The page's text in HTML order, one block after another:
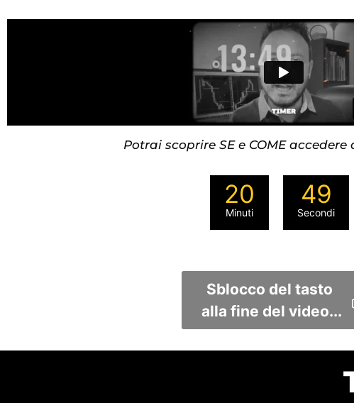
Potrai scoprire SE e COME
20
Minuti
49
Secondi
Sblocco del tasto
alla fine del video...